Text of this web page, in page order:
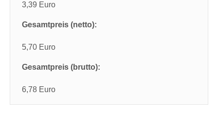
3,39 Euro
Gesamtpreis (netto):
5,70 Euro
Gesamtpreis (brutto):
6,78 Euro